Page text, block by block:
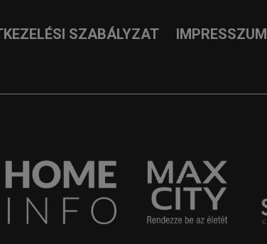
SZABÁLYZAT IMPRESSZUM